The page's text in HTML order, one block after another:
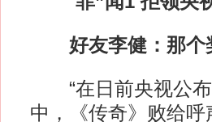
好友李健：那个
“在日前央视公布
中，《传奇》败给